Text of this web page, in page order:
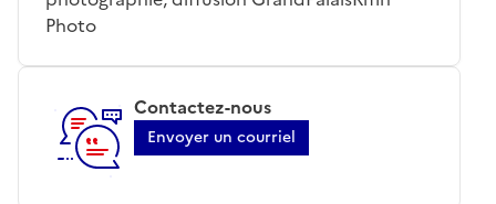
Photo
Contactez-nous
Envoyer un courriel